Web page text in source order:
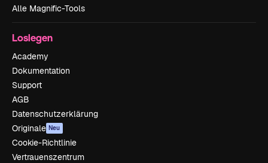
Alle Magnific-Tools
Loslegen
Academy
Dokumentation
Support
AGB
Datenschutzerklärung
Originale Neu
Cookie-Richtlinie
Vertrauenszentrum